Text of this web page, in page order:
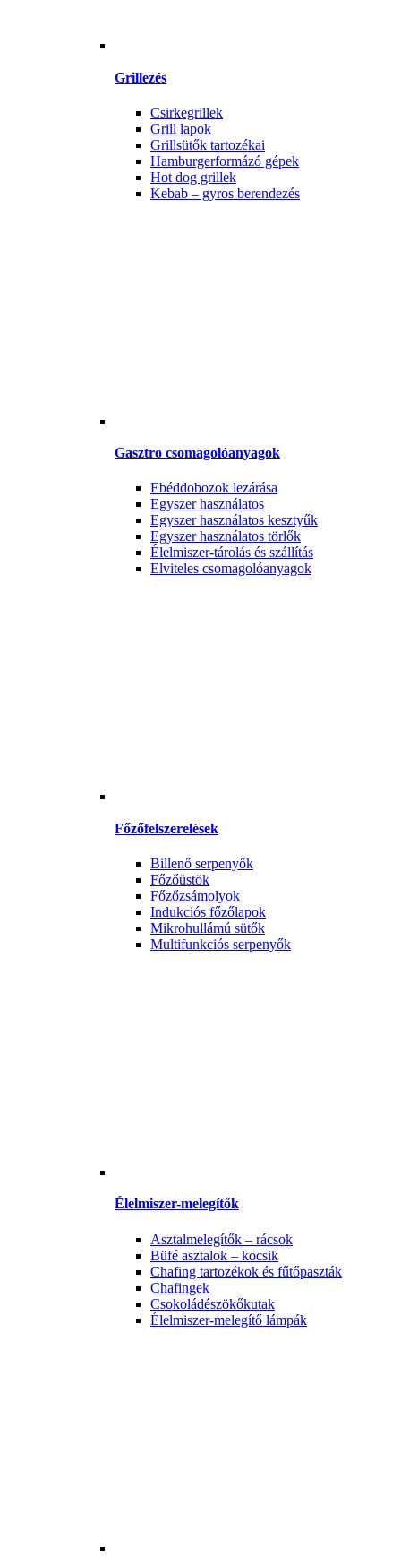
Grillezés
Csirkegrillek
Grill lapok
Grillsütők tartozékai
Hamburgerformázó gépek
Hot dog grillek
Kebab – gyros berendezés
Gasztro csomagolóanyagok
Ebéddobozok lezárása
Egyszer használatos
Egyszer használatos kesztyűk
Egyszer használatos törlők
Élelmiszer-tárolás és szállítás
Elviteles csomagolóanyagok
Főzőfelszerelések
Billenő serpenyők
Főzőüstök
Főzőzsámolyok
Indukciós főzőlapok
Mikrohullámú sütők
Multifunkciós serpenyők
Élelmiszer-melegítők
Asztalmelegítők – rácsok
Büfé asztalok – kocsik
Chafing tartozékok és fűtőpaszták
Chafingek
Csokoládészökőkutak
Élelmiszer-melegítő lámpák